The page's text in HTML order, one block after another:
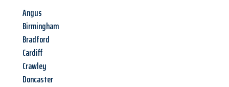
Angus
Birmingham
Bradford
Cardiff
Crawley
Doncaster